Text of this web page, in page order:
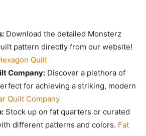
Download the detailed Monsterz
pattern directly from our website!
Quilt
Company: Discover a plethora of
for achieving a striking, modern
Quilt Company
Stock up on fat quarters or curated
different patterns and colors. Fat